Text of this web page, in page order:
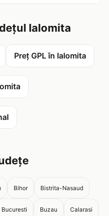
Ialomita
Preț GPL în Ialomita
Bihor Bistrita-Nasaud
Bucuresti Buzau Calarasi